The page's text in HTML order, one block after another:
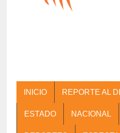
INICIO REPORTE AL
ESTADO NACIONAL